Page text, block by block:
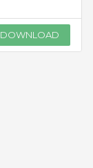
DOWNLOAD